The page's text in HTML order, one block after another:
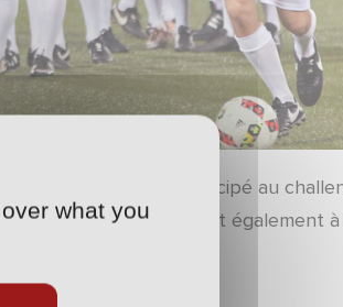
du club ont participé au
qu’ils étaient également à
what you